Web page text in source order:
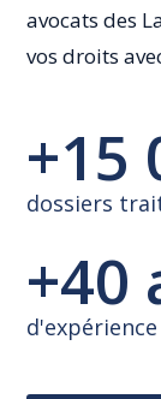
avocats des
vos droits
+15
dossiers
+40
d'expérience